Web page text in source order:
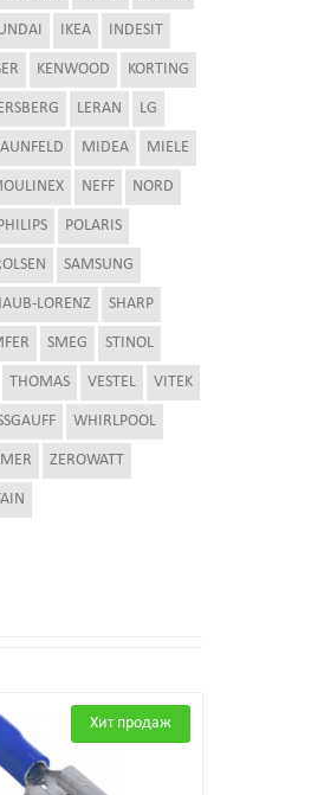
IKEA INDESIT
KENWOOD KORTING
LERAN LG
MIDEA MIELE
NEFF NORD
POLARIS
SAMSUNG
LORENZ SHARP
SMEG STINOL
THOMAS VESTEL VITEK
WHIRLPOOL
ZEROWATT
Хит продаж